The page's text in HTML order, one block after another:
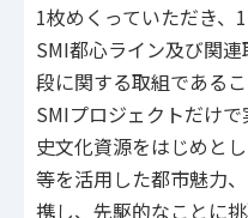
1枚めくっていただき、
SMI都心ライン及び関
段に関する取組である
SMIプロジェクトだけ
史文化資源をはじめと
等を活用した都市魅力
携し、先駆的なことに